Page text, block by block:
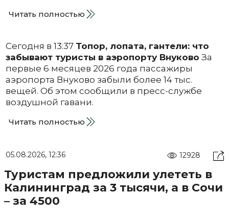
Читать полностью
Сегодня в 13:37 Топор, лопата, гантели: что
забывают туристы в аэропорту Внуково За
первые 6 месяцев 2026 года пассажиры
аэропорта Внуково забыли более 14 тыс.
вещей. Об этом сообщили в пресс-службе
воздушной гавани.
Читать полностью
05.08.2026, 12:36 12928
Туристам предложили улететь в
Калининград за 3 тысячи, а в Сочи
– за 4500